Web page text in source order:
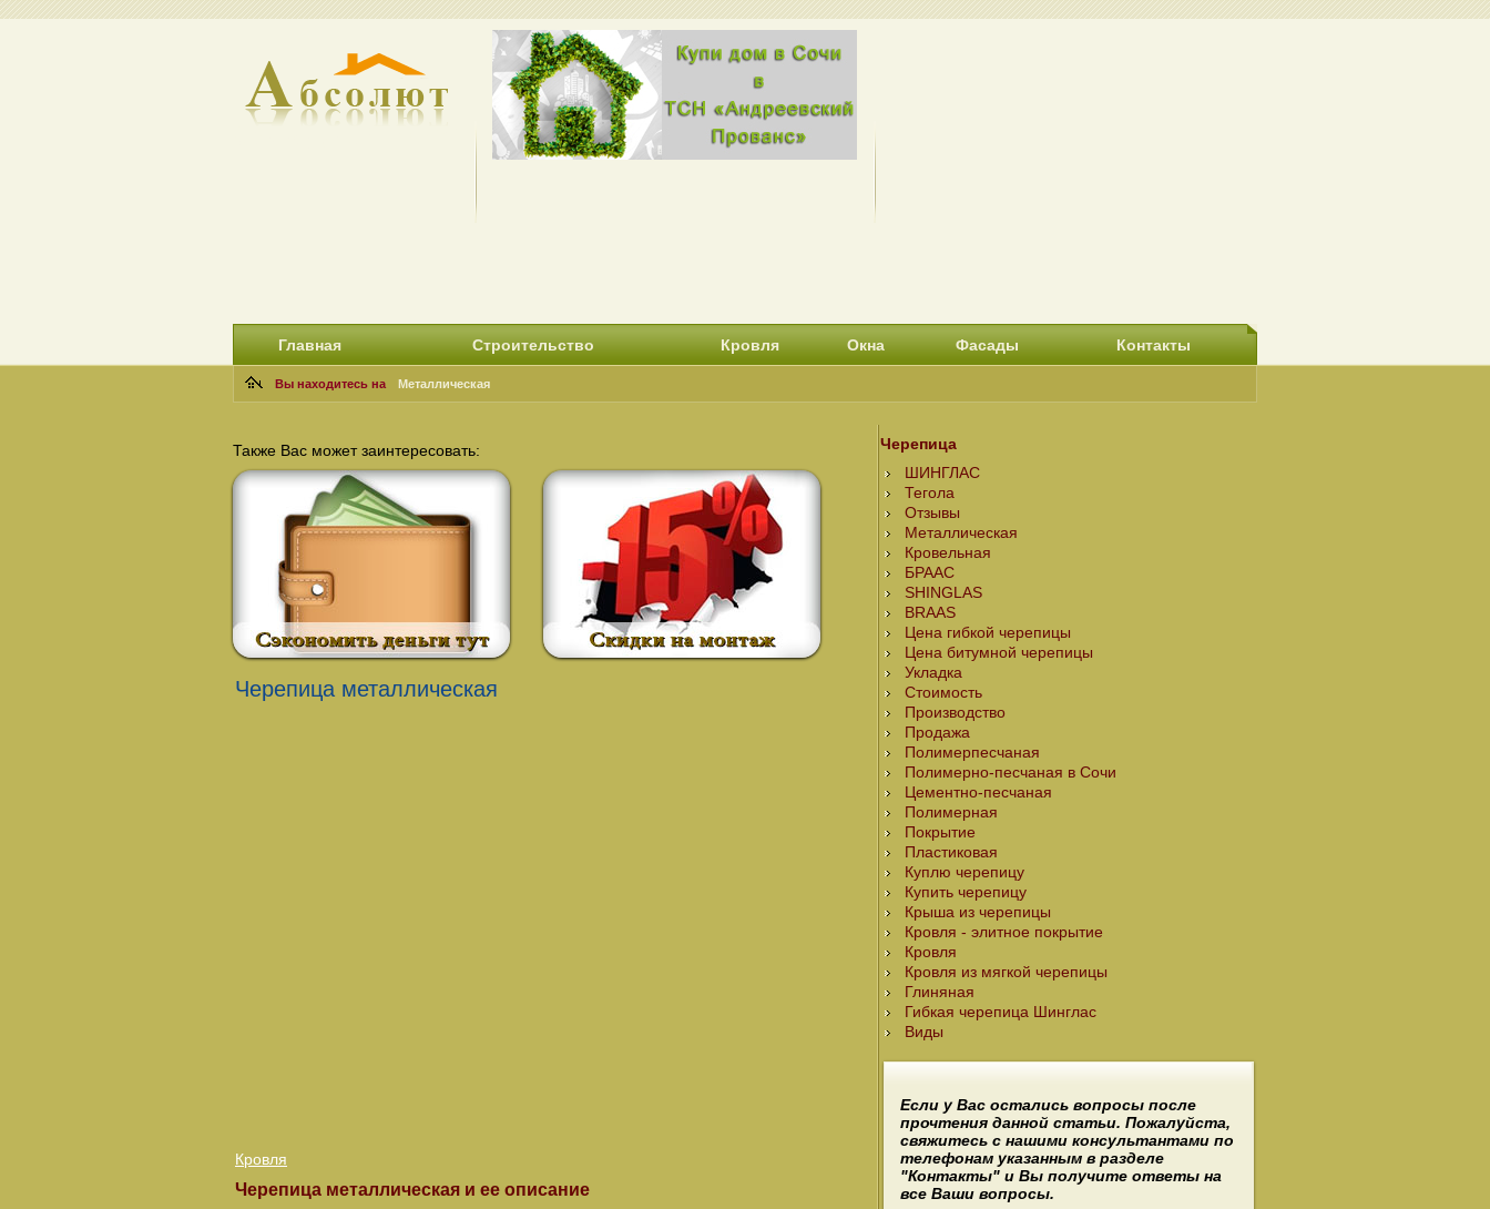
Главная Строительство Кровля Окна Фасады Контакты
Вы находитесь на Металлическая
Также Вас может заинтересовать:
Черепица металлическая
Кровля
Черепица металлическая и ее описание
Черепица
ШИНГЛАС
Тегола
Отзывы
Металлическая
Кровельная
БРААС
SHINGLAS
BRAAS
Цена гибкой черепицы
Цена битумной черепицы
Укладка
Стоимость
Производство
Продажа
Полимерпесчаная
Полимерно-песчаная в Сочи
Цементно-песчаная
Полимерная
Покрытие
Пластиковая
Куплю черепицу
Купить черепицу
Крыша из черепицы
Кровля - элитное покрытие
Кровля
Кровля из мягкой черепицы
Глиняная
Гибкая черепица Шинглас
Виды
Если у Вас остались вопросы после
прочтения данной статьи. Пожалуйста,
свяжитесь с нашими консультантами по
телефонам указанным в разделе
"Контакты" и Вы получите ответы на
все Ваши вопросы.